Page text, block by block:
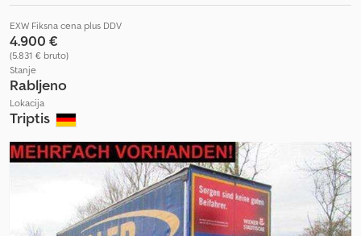
EXW Fiksna cena plus DDV
4.900 €
(5.831 € bruto)
Stanje
Rabljeno
Lokacija
Triptis